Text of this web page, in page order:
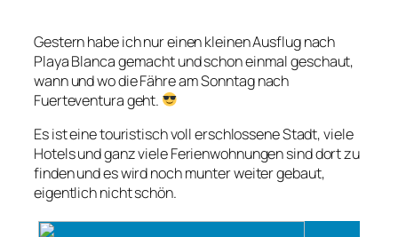
Gestern habe ich nur einen kleinen Ausflug nach
Playa Blanca gemacht und schon einmal geschaut,
wann und wo die Fähre am Sonntag nach
Fuerteventura geht.
Es ist eine touristisch voll erschlossene Stadt, viele
Hotels und ganz viele Ferienwohnungen sind dort zu
finden und es wird noch munter weiter gebaut,
eigentlich nicht schön.